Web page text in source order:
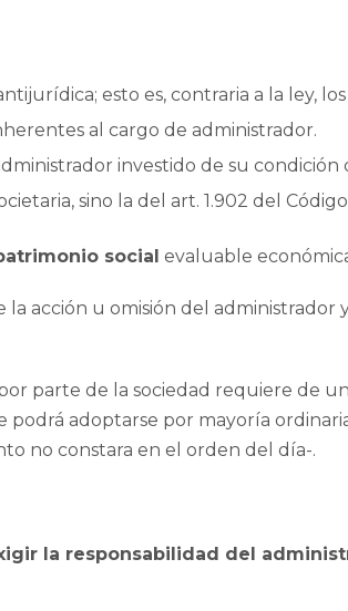
esto es, contraria a la ley,
al cargo de administrador.
investido de su
sino la del art. 1.902 del Código
social evaluable
la acción u omisión del administrador
parte de la sociedad requiere de
podrá adoptarse por mayoría
no constara en el orden del día-.
la responsabilidad del